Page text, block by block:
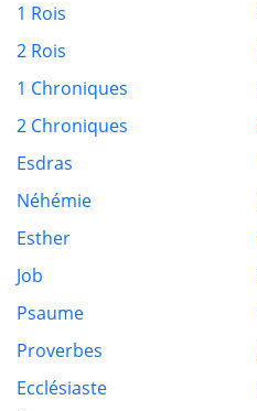
1 Rois
2 Rois
1 Chroniques
2 Chroniques
Esdras
Néhémie
Esther
Job
Psaume
Proverbes
Ecclésiaste